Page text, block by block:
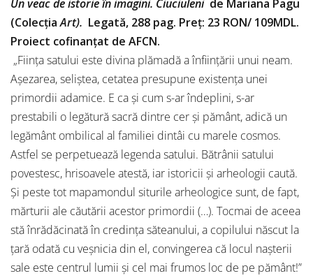
Un veac de istorie în imagini. Ciuciuleni de Mariana Pagu
(ColecțiaArt). Legată, 288 pag. Preț: 23 RON/ 109MDL.
Proiect cofinanțat de AFCN.
„Ființa satului este divina plămadă a înființării unui neam.
Așezarea, seliștea, cetatea presupune existența unei
primordii adamice. E ca și cum s-ar îndeplini, s-ar
prestabili o legătură sacră dintre cer și pământ, adică un
legământ ombilical al familiei dintâi cu marele cosmos.
Astfel se perpetuează legenda satului. Bătrânii satului
povestesc, hrisoavele atestă, iar istoricii și arheologii caută.
Și peste tot mapamondul siturile arheologice sunt, de fapt,
mărturii ale căutării acestor primordii (…). Tocmai de aceea
stă înrădăcinată în credința săteanului, a copilului născut la
țară odată cu veșnicia din el, convingerea că locul nașterii
sale este centrul lumii și cel mai frumos loc de pe pământ!”